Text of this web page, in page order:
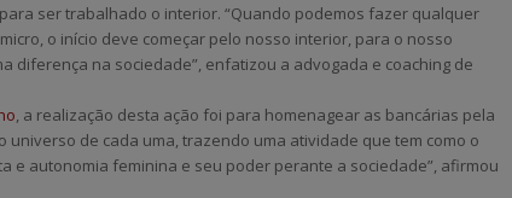
ser trabalhado o interior. “Quando podemos fazer qualquer
o início deve começar pelo nosso interior, para o nosso
diferença na sociedade”, enfatizou a advogada e coaching de
, a realização desta ação foi para homenagear as bancárias pela
de cada uma, trazendo uma atividade que tem como o
e autonomia feminina e seu poder perante a sociedade”, afirmou